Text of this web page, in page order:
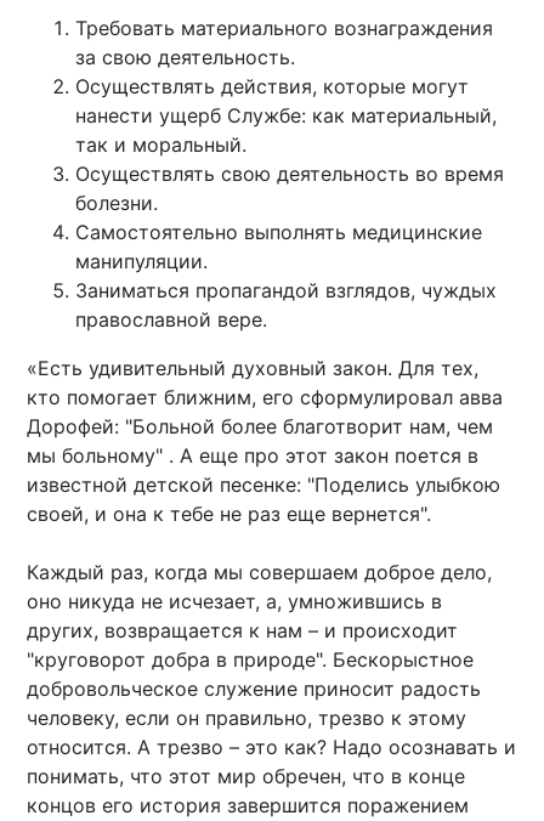
Требовать материального вознаграждения
за свою деятельность.
Осуществлять действия, которые могут
нанести ущерб Службе: как материальный,
так и моральный.
Осуществлять свою деятельность во время
болезни.
Самостоятельно выполнять медицинские
манипуляции.
Заниматься пропагандой взглядов, чуждых
православной вере.
«Есть удивительный духовный закон. Для тех,
кто помогает ближним, его сформулировал авва
Дорофей: "Больной более благотворит нам, чем
мы больному" . А еще про этот закон поется в
известной детской песенке: "Поделись улыбкою
своей, и она к тебе не раз еще вернется".
Каждый раз, когда мы совершаем доброе дело,
оно никуда не исчезает, а, умножившись в
других, возвращается к нам – и происходит
"круговорот добра в природе". Бескорыстное
добровольческое служение приносит радость
человеку, если он правильно, трезво к этому
относится. А трезво – это как? Надо осознавать и
понимать, что этот мир обречен, что в конце
концов его история завершится поражением